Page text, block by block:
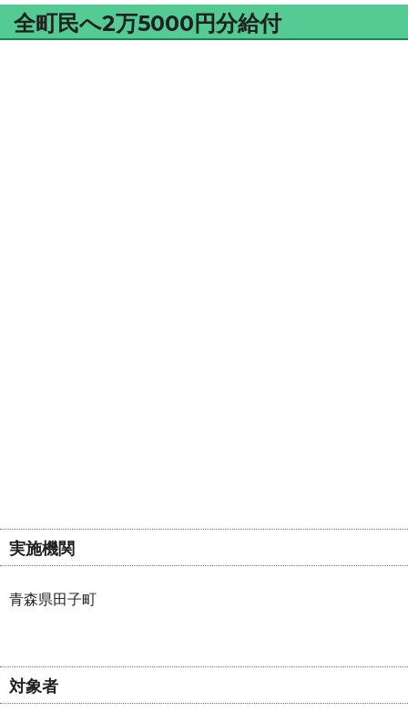
全町民へ2万5000円分給付
実施機関
青森県田子町
対象者